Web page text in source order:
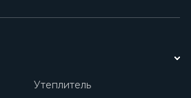
Утеплитель